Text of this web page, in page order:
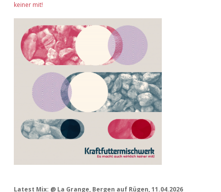
keiner mit!
Latest Mix: @ La Grange, Bergen auf Rügen, 11.04.2026